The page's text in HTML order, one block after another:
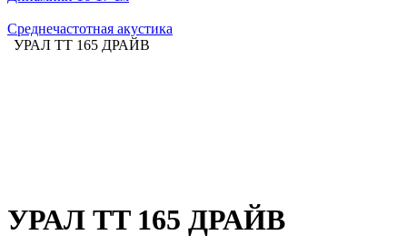
Среднечастотная акустика
УРАЛ TT 165 ДРАЙВ
УРАЛ TT 165 ДРАЙВ